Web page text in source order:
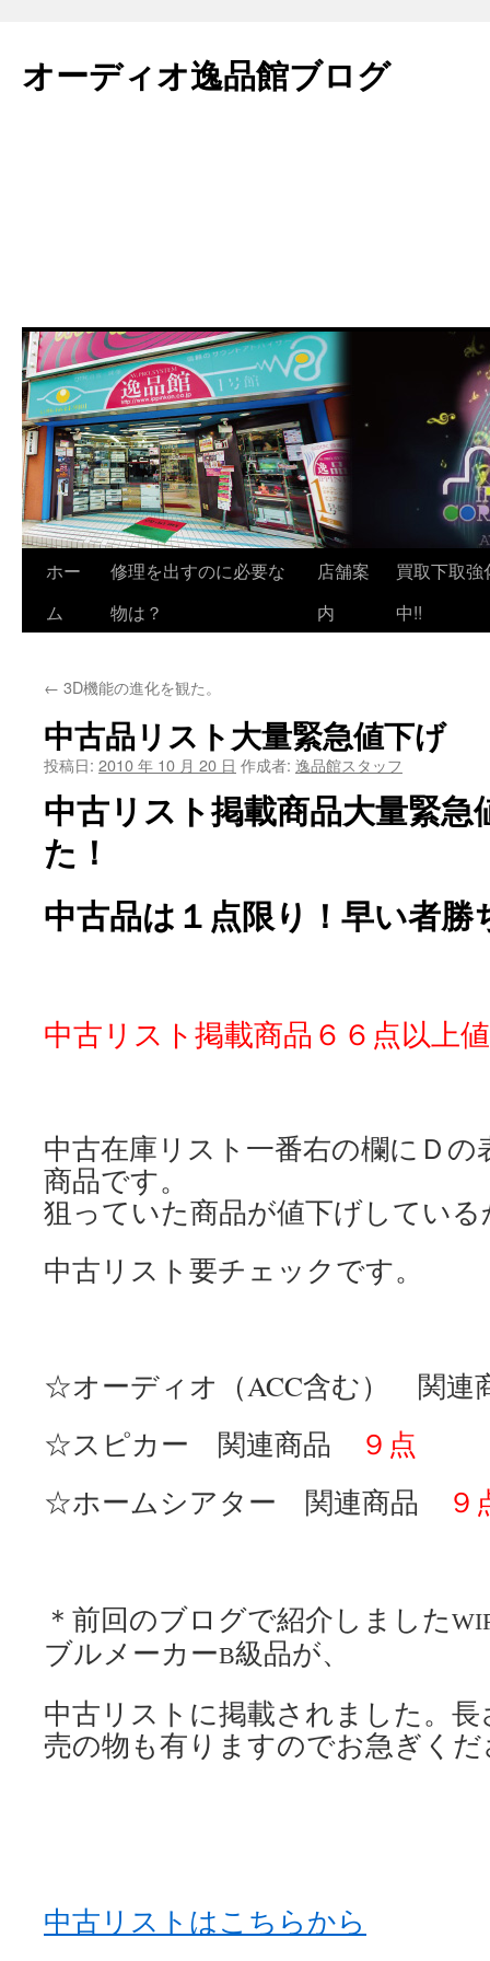
テ
ン
オーディオ逸品館ブログ
ホー
ム
修理を出すのに必要な
物は？
店舗案
内
買取下取強
中!!
← 3D機能の進化を観た。
中古品リスト大量緊急値下げ
投稿日: 2010 年 10 月 20 日 作成者: 逸品館スタッフ
中古リスト掲載商品大量緊
た！
中古品は１点限り！早い者勝
中古リスト掲載商品６６点以上
中古在庫リスト一番右の欄にＤ
商品です。
狙っていた商品が値下げしている
中古リスト要チェックです。
☆オーディオ（ACC含む） 関
☆スピカー 関連商品
９点
☆ホームシアター 関連商品
９
＊前回のブログで紹介しました
ブルメーカーB級品が、
中古リストに掲載されました。
売の物も有りますのでお急ぎく
中古リストはこちらから